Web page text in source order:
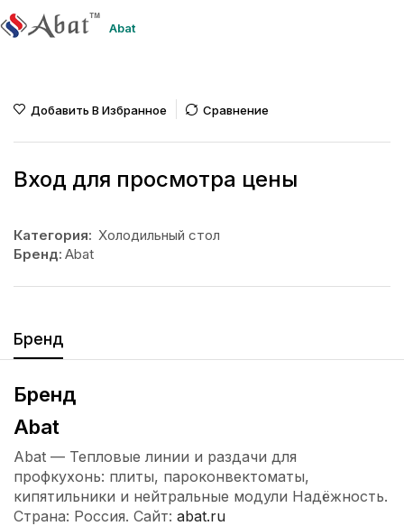
Abat
Добавить В Избранное Сравнение
Вход для просмотра цены
Категория: Холодильный стол
Бренд: Abat
Бренд
Бренд
Abat
Abat — Тепловые линии и раздачи для
профкухонь: плиты, пароконвектоматы,
кипятильники и нейтральные модули Надёжность.
Страна: Россия. Сайт: abat.ru